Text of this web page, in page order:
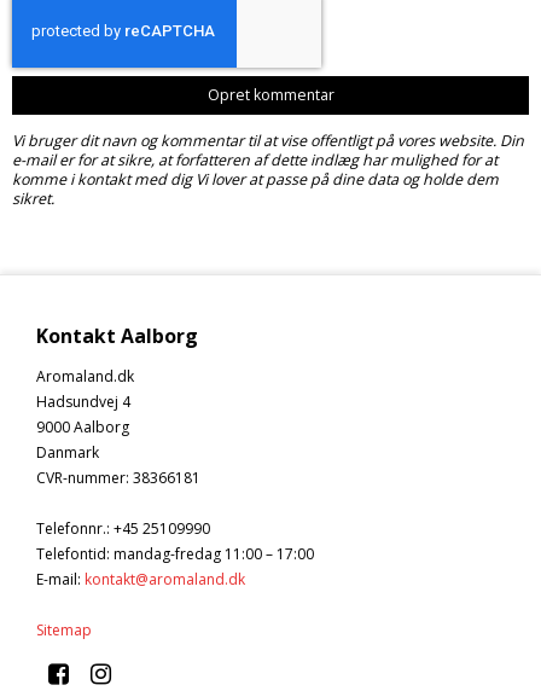
Opret kommentar
Vi bruger dit navn og kommentar til at vise offentligt på vores website. Din
e-mail er for at sikre, at forfatteren af dette indlæg har mulighed for at
komme i kontakt med dig Vi lover at passe på dine data og holde dem
sikret.
Kontakt Aalborg
Aromaland.dk
Hadsundvej 4
9000 Aalborg
Danmark
CVR-nummer: 38366181
Telefonnr.: +45 25109990
Telefontid: mandag-fredag 11:00 – 17:00
E-mail: kontakt@aromaland.dk
Sitemap